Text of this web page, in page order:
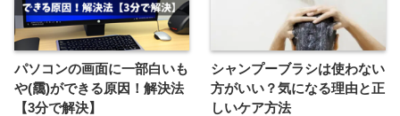
パソコンの画面に一部白いも
や(靄)ができる原因！解決法
【3分で解決】
シャンプーブラシは使わない
方がいい？気になる理由と正
しいケア方法